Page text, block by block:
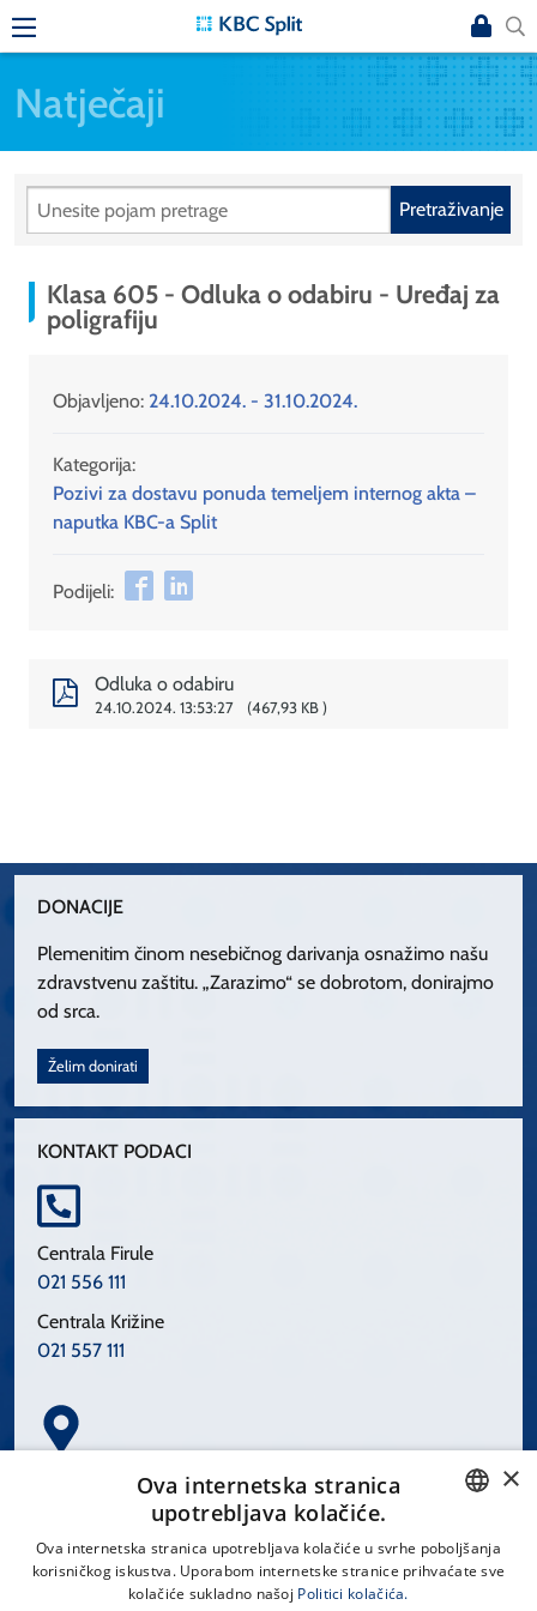
Natječaji
Pretraživanje
Klasa 605 - Odluka o odabiru - Uređaj za
poligrafiju
Objavljeno: 24.10.2024. - 31.10.2024.
Kategorija:
Pozivi za dostavu ponuda temeljem internog akta –
naputka KBC-a Split
Podijeli:
Odluka o odabiru
24.10.2024. 13:53:27 467,93 KB
DONACIJE
Plemenitim činom nesebičnog darivanja osnažimo našu
zdravstvenu zaštitu. „Zarazimo“ se dobrotom, donirajmo
od srca.
Želim donirati
KONTAKT PODACI
Centrala Firule
021 556 111
Centrala Križine
021 557 111
Spinčićeva 1, 21000 Split
CROATIAN
×
Ova internetska stranica
upotrebljava kolačiće.
Ova internetska stranica upotrebljava kolačiće u svrhe poboljšanja
korisničkog iskustva. Uporabom internetske stranice prihvaćate sve
kolačiće sukladno našoj Politici kolačića.